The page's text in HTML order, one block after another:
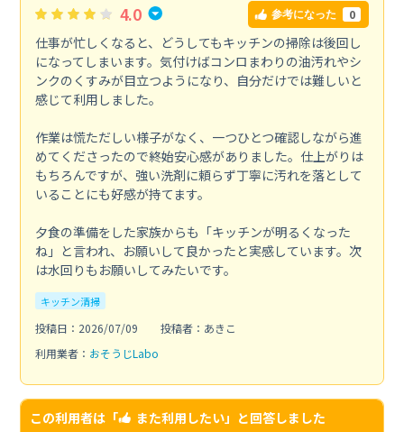
4.0 参考になった 0
仕事が忙しくなると、どうしてもキッチンの掃除は後回し
になってしまいます。気付けばコンロまわりの油汚れやシ
ンクのくすみが目立つようになり、自分だけでは難しいと
感じて利用しました。
作業は慌ただしい様子がなく、一つひとつ確認しながら進
めてくださったので終始安心感がありました。仕上がりは
もちろんですが、強い洗剤に頼らず丁寧に汚れを落として
いることにも好感が持てます。
夕食の準備をした家族からも「キッチンが明るくなった
ね」と言われ、お願いして良かったと実感しています。次
は水回りもお願いしてみたいです。
キッチン清掃
投稿日：2026/07/09
投稿者：あきこ
利用業者： おそうじLabo
この利用者は「 また利用したい」と回答しました